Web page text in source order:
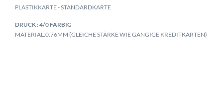
PLASTIKKARTE - STANDARDKARTE
DRUCK : 4/0 FARBIG
MATERIAL:0.76MM (GLEICHE STÄRKE WIE GÄNGIGE KREDITKARTEN)